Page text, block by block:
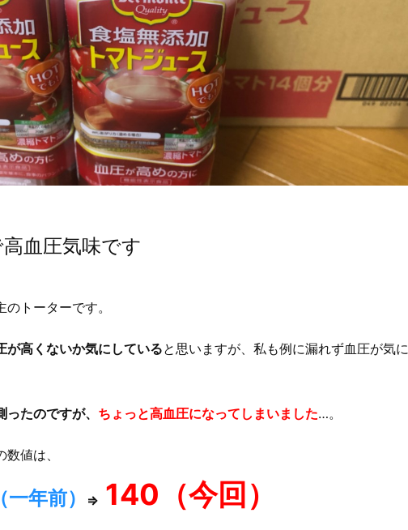
血圧気味です
トーターです。
が高くないか気にしていると思いますが、私も例に漏れず血圧が気に
たのですが、 ちょっと高血圧になってしまいました…。
値は、
一年前） ⇒ 140（今回）